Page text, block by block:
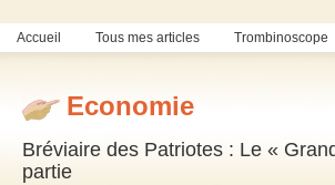
Accueil Tous mes articles Trombinoscope
Economie
Bréviaire des Patriotes : Le «
partie